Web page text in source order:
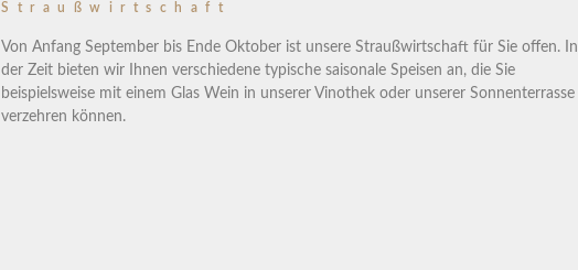
Straußwirtschaft
Von Anfang September bis Ende Oktober ist unsere Straußwirtschaft für Sie offen. In
der Zeit bieten wir Ihnen verschiedene typische saisonale Speisen an, die Sie
beispielsweise mit einem Glas Wein in unserer Vinothek oder unserer Sonnenterrasse
verzehren können.